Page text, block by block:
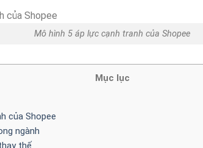
Mô hình 5 áp lực cạnh tranh của Shopee
Mục lục
của Shopee
ngành
thế